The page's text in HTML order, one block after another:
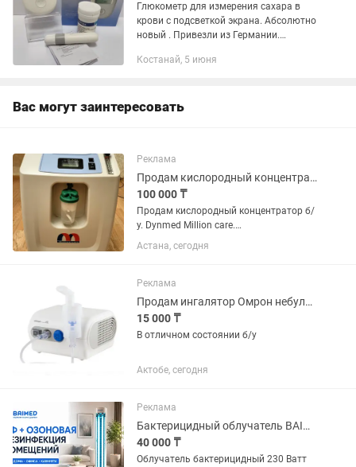
Глюкометр для измерения сахара в
крови с подсветкой экрана. Абсолютно
новый . Привезли из Германии.
полосками — популярное решение для
Костанай, 5 июня
Вас могут заинтересовать
Реклама
Продам кислородный концентратор б/у
100 000 ₸
Продам кислородный концентратор б/
у. Dynmed Million care.
Производительность 5л. В рабочем
состоянии. Прошел диагностику, есть
Астана, сегодня
Реклама
Продам ингалятор Омрон небулайзер
15 000 ₸
В отличном состоянии б/у
Актобе, сегодня
Реклама
Бактерицидный облучатель BAIMED 2 на 30 Вт на стойке передвижной
40 000 ₸
Облучатель бактерицидный 230 Ватт